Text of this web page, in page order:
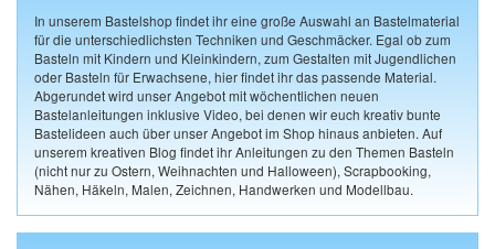
In unserem Bastelshop findet ihr eine große Auswahl an Bastelmaterial
für die unterschiedlichsten Techniken und Geschmäcker. Egal ob zum
Basteln mit Kindern und Kleinkindern, zum Gestalten mit Jugendlichen
oder Basteln für Erwachsene, hier findet ihr das passende Material.
Abgerundet wird unser Angebot mit wöchentlichen neuen
Bastelanleitungen inklusive Video, bei denen wir euch kreativ bunte
Bastelideen auch über unser Angebot im Shop hinaus anbieten. Auf
unserem kreativen Blog findet ihr Anleitungen zu den Themen Basteln
(nicht nur zu Ostern, Weihnachten und Halloween), Scrapbooking,
Nähen, Häkeln, Malen, Zeichnen, Handwerken und Modellbau.